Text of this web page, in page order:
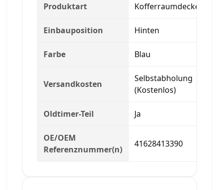
Produktart Kofferraumdeckel
Einbauposition Hinten
Farbe Blau
Versandkosten
Selbstabholung
(Kostenlos)
Oldtimer-Teil Ja
OE/OEM
Referenznummer(n)
41628413390